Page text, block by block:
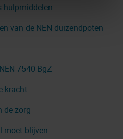
hulpmiddelen
van de NEN duizendpoten
7540 BgZ
kracht
de zorg
moet blijven